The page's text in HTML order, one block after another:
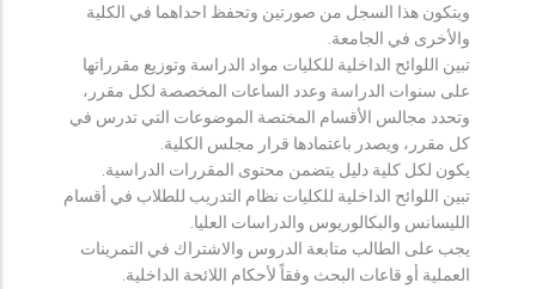
ويتكون هذا السجل من صورتين وتحفظ احداهما في الكلية
والأخرى في الجامعة.
تبين اللوائح الداخلية للكليات مواد الدراسة وتوزيع مقرراتها
على سنوات الدراسة وعدد الساعات المخصصة لكل مقرر،
وتحدد مجالس الأقسام المختصة الموضوعات التي تدرس في
كل مقرر، ويصدر باعتمادها قرار مجلس الكلية.
يكون لكل كلية دليل يتضمن محتوى المقررات الدراسية.
تبين اللوائح الداخلية للكليات نظام التدريب للطلاب في أقسام
الليسانس والبكالوريوس والدراسات العليا.
يجب على الطالب متابعة الدروس والاشتراك في التمرينات
العملية أو قاعات البحث وفقاً لأحكام اللائحة الداخلية.